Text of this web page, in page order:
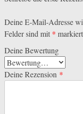
Deine E-Mail-Adresse
Felder sind mit * markiert
Deine Bewertung
Deine Rezension *